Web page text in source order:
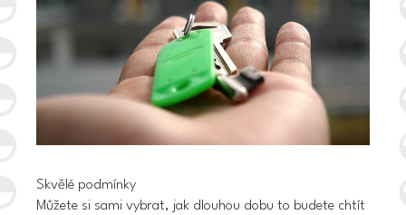
Skvělé podmínky
Můžete si sami vybrat, jak dlouhou dobu to budete chtít